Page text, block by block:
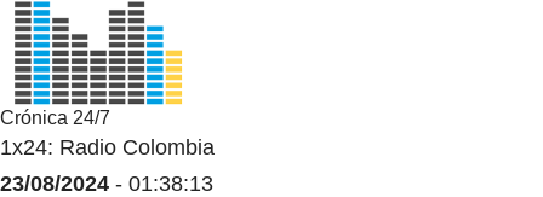
Crónica 24/7
1x24: Radio Colombia
23/08/2024 - 01:38:13